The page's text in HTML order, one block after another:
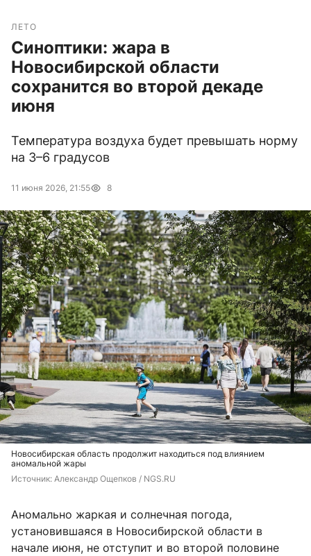
ЛЕТО
Синоптики: жара в
Новосибирской области
сохранится во второй декаде
июня
Температура воздуха будет превышать норму
на 3–6 градусов
11 июня 2026, 21:55 8
Новосибирская область продолжит находиться под влиянием
аномальной жары
Источник: Александр Ощепков / NGS.RU
Аномально жаркая и солнечная погода,
установившаяся в Новосибирской области в
начале июня, не отступит и во второй половине